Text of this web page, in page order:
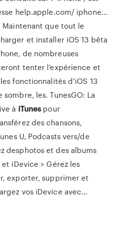
help.apple.com/ iphone…
Maintenant que tout le
et installer iOS 13 bêta
de nombreuses
tenter l’expérience et
fonctionnalités d’iOS 13
sombre, les.TunesGO: La
à iTunespour
des chansons,
U, Podcasts vers/de
desphotos et des albums
iDevice > Gérez les
exporter, supprimer et
vos iDevice avec…